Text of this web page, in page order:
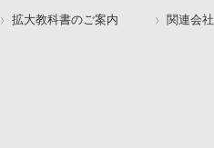
拡大教科書のご案内 関連会社